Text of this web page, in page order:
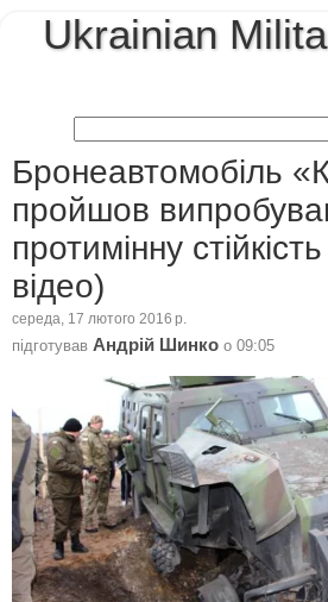
Ukrainian
Бронеавтомобіль
пройшов
протимінну
відео)
середа, 17 лютого 2016 р.
підготував Андрій Шинко о 09:05